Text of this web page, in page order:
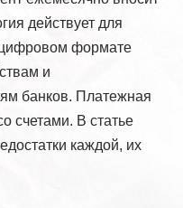
действует для
цифровом формате
и
банков. Платежная
счетами. В статье
каждой, их